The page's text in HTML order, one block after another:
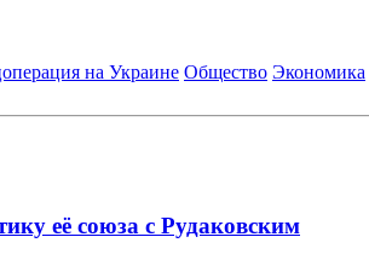
на Украине Общество Экономика
её союза с Рудаковским